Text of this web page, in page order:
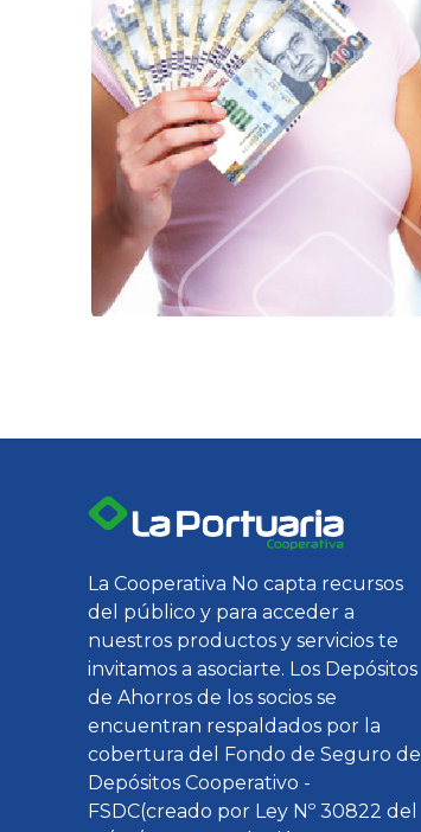
La Cooperativa No capta recursos
del público y para acceder a
nuestros productos y servicios te
invitamos a asociarte. Los Depósitos
de Ahorros de los socios se
encuentran respaldados por la
cobertura del Fondo de Seguro de
Depósitos Cooperativo -
FSDC(creado por Ley Nº 30822 del